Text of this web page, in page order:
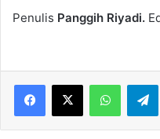
Penulis Panggih Riyadi.